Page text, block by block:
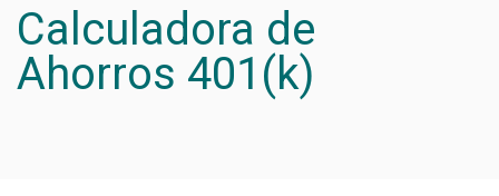
Calculadora de
Ahorros 401(k)